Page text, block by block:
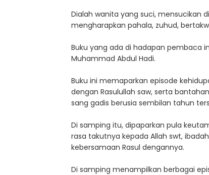
Dialah wanita yang suci, mensucikan
mengharapkan pahala, zuhud,
Buku yang ada di hadapan pembaca
Muhammad Abdul Hadi.
Buku ini memaparkan episode
dengan Rasulullah saw, serta
sang gadis berusia sembilan tahun
Di samping itu, dipaparkan pula
rasa takutnya kepada Allah swt,
kebersamaan Rasul dengannya.
Di samping menampilkan berbagai